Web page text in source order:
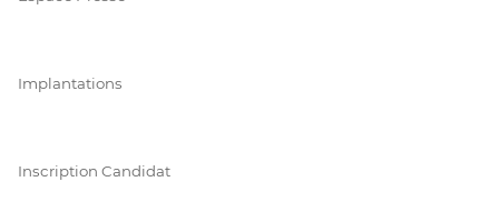
Implantations
Inscription Candidat